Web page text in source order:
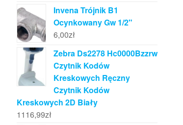
Invena Trójnik B1
Ocynkowany Gw 1/2"
6,00zł
Zebra Ds2278 Hc0000Bzzrw
Czytnik Kodów
Kreskowych Ręczny
Czytnik Kodów
Kreskowych 2D Biały
1116,99zł